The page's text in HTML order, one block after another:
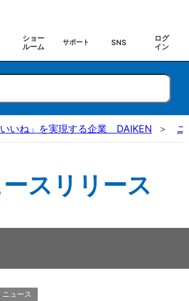
ショー
ルーム
サポート SNS
ログ
イン
いいね」を実現する企業 DAIKEN
スリリース
ニュース